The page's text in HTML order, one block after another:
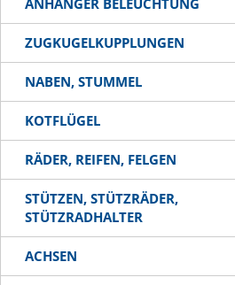
ANHÄNGER BELEUCHTUNG
ZUGKUGELKUPPLUNGEN
NABEN, STUMMEL
KOTFLÜGEL
RÄDER, REIFEN, FELGEN
STÜTZEN, STÜTZRÄDER,
STÜTZRADHALTER
ACHSEN